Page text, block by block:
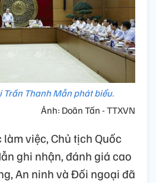
Trần Thanh Mẫn phát biểu.
Ảnh: Doãn Tấn - TTXVN
việc, Chủ tịch Quốc
ghi nhận, đánh giá cao
An ninh và Đối ngoại đã